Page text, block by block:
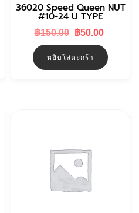
฿20,000.00.
36020 Speed Queen NUT
#10-24 U TYPE
฿150.00
Original
฿150.00.
฿50.00
is:
฿50.00.
หยิบใส่ตะกร้า